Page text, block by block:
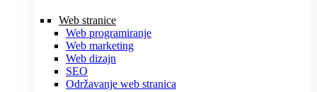
Web stranice
Web programiranje
Web marketing
Web dizajn
SEO
Održavanje web stranica